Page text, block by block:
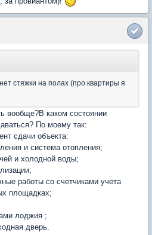
стяжки на полах (про квартиры я
вообще?В каком состоянии
По моему так:
сдачи объекта:
и система отопления;
и холодной воды;
работы со счетчиками учета
площадках;
лоджия ;
дверь.